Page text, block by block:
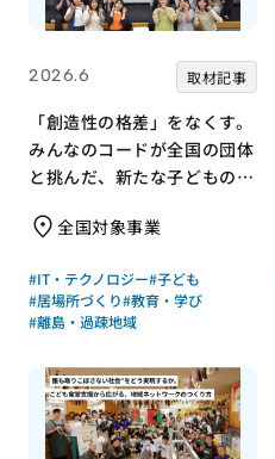
2026.6 取材記事
「創造性の格差」をなくす。
みんなのコードが全国の団体
と挑んだ、新たな子どもの居
全国対象事業
#IT・テクノロジー#子ども
#居場所づくり#教育・学び
#離島・過疎地域